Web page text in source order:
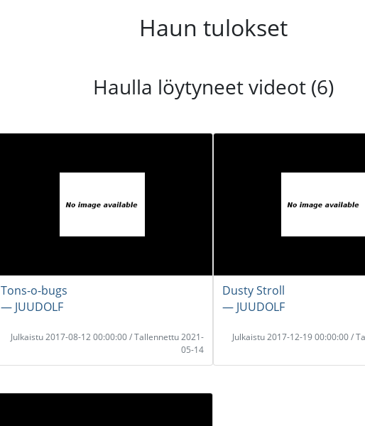
Haun tulokset
Haulla löytyneet videot (6)
Tons-o-bugs
― JUUDOLF
Julkaistu 2017-08-12 00:00:00 / Tallennettu 2021-
05-14
Dusty Stroll
― JUUDOLF
Julkaistu 2017-12-19 00:00:00 /